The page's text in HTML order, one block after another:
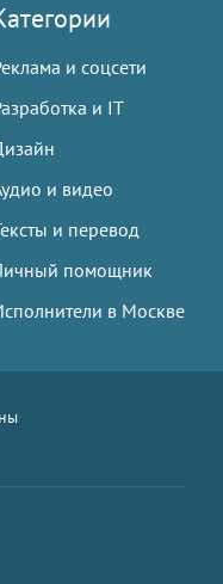
и соцсети
и IT
и видео
и перевод
помощник
в Москве